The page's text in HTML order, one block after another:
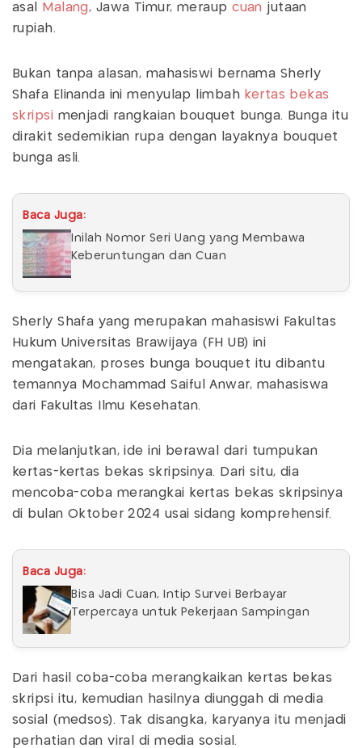
asal
Malang , Jawa Timur, meraupcuan jutaan
rupiah.
Bukan tanpa alasan, mahasiswi bernama Sherly
Shafa Elinanda ini menyulap limbah kertas bekas
skripsi menjadi rangkaian bouquet bunga. Bunga itu
dirakit sedemikian rupa dengan layaknya bouquet
bunga asli.
Baca Juga:
Inilah Nomor Seri Uang yang Membawa
Keberuntungan dan Cuan
Sherly Shafa yang merupakan mahasiswi Fakultas
Hukum Universitas Brawijaya (FH UB) ini
mengatakan, proses bunga bouquet itu dibantu
temannya Mochammad Saiful Anwar, mahasiswa
dari Fakultas Ilmu Kesehatan.
Dia melanjutkan, ide ini berawal dari tumpukan
kertas-kertas bekas skripsinya. Dari situ, dia
mencoba-coba merangkai kertas bekas skripsinya
di bulan Oktober 2024 usai sidang komprehensif.
Baca Juga:
Bisa Jadi Cuan, Intip Survei Berbayar
Terpercaya untuk Pekerjaan Sampingan
Dari hasil coba-coba merangkaikan kertas bekas
skripsi itu, kemudian hasilnya diunggah di media
sosial (medsos). Tak disangka, karyanya itu menjadi
perhatian dan viral di media sosial.